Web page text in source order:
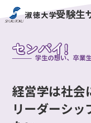
受験生
学生の想い、卒業
経営学は社会
リーダーシッ